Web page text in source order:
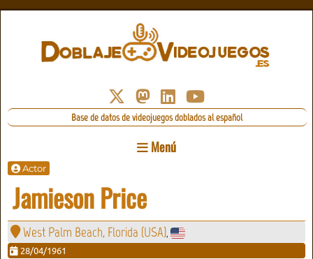
Base de datos de videojuegos doblados al español
Menú
Actor
Jamieson Price
West Palm Beach, Florida (USA),
28/04/1961